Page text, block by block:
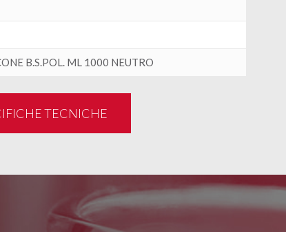
B.S.POL. ML 1000 NEUTRO
TECNICHE